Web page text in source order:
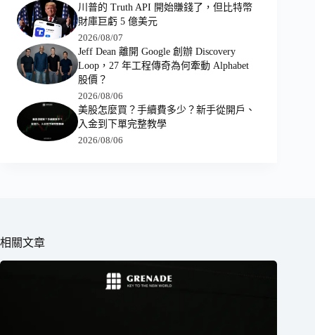
川普的 Truth API 開始賺錢了，但比特幣
財庫巨虧 5 億美元
2026/08/07
Jeff Dean 離開 Google 創辦 Discovery
Loop，27 年工程傳奇為何牽動 Alphabet
股價？
2026/08/06
美股怎麼買？手續費多少？新手從開戶、
入金到下單完整教學
2026/08/06
相關文章